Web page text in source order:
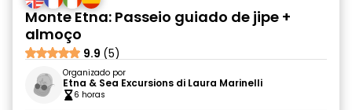
Monte Etna: Passeio guiado de jipe +
almoço
9.9 (5)
Organizado por
Etna & Sea Excursions di Laura Marinelli
6 horas